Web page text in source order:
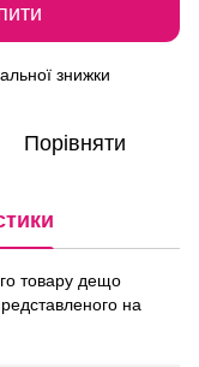
знижки
Порівняти
товару дещо
на